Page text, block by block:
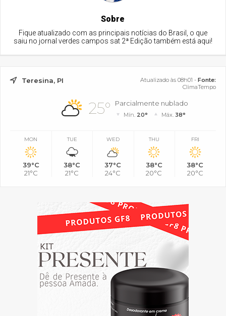
Sobre
Fique atualizado com as principais notícias do Brasil, o que
saiu no jornal verdes campos sat 2ª Edição também está aqui!
Teresina, PI Atualizado às 08h01 - Fonte:
ClimaTempo
25° Parcialmente nublado
Mín. 20° Máx. 38°
MON
39°C
21°C
TUE
38°C
21°C
WED
37°C
24°C
THU
38°C
20°C
FRI
38°C
20°C